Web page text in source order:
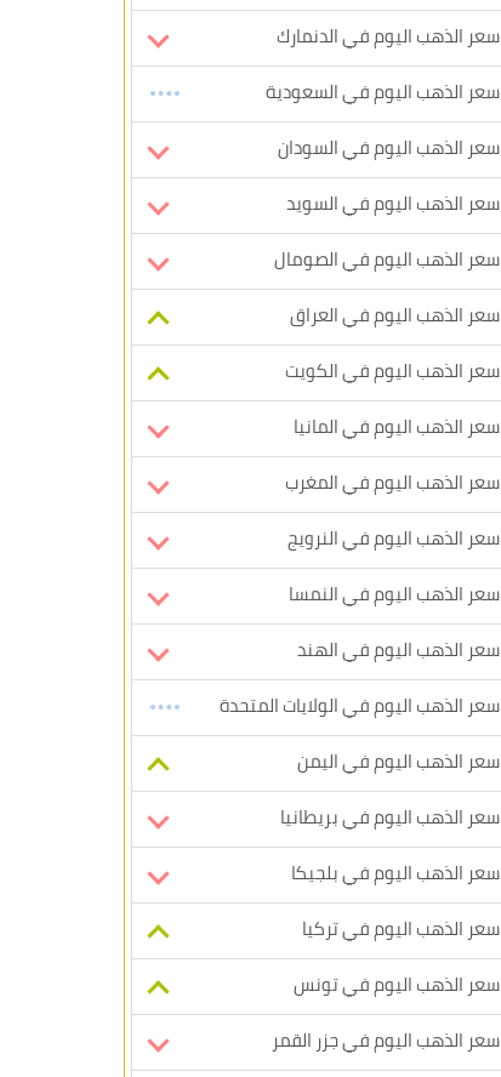
سعر الذهب اليوم في الدنمارك
سعر الذهب اليوم في السعودية
سعر الذهب اليوم في السودان
سعر الذهب اليوم في السويد
سعر الذهب اليوم في الصومال
سعر الذهب اليوم في العراق
سعر الذهب اليوم في الكويت
سعر الذهب اليوم في المانيا
سعر الذهب اليوم في المغرب
سعر الذهب اليوم في النرويج
سعر الذهب اليوم في النمسا
سعر الذهب اليوم في الهند
سعر الذهب اليوم في الولايات المتحدة
سعر الذهب اليوم في اليمن
سعر الذهب اليوم في بريطانيا
سعر الذهب اليوم في بلجيكا
سعر الذهب اليوم في تركيا
سعر الذهب اليوم في تونس
سعر الذهب اليوم في جزر القمر